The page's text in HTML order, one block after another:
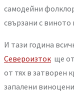
самодейни
свързани с виното
И тази година
Североизток ще
от тях в затворен
запалени